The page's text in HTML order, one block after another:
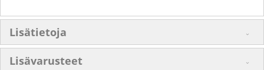
Lisätietoja
Lisävarusteet